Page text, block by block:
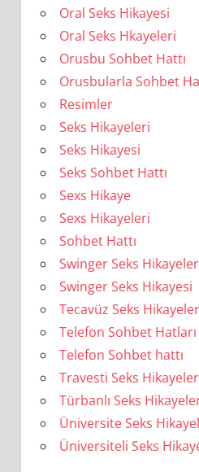
Oral Seks Hikayesi
Oral Seks Hkayeleri
Orusbu Sohbet Hattı
Orusbularla Sohbet
Resimler
Seks Hikayeleri
Seks Hikayesi
Seks Sohbet Hattı
Sexs Hikaye
Sexs Hikayeleri
Sohbet Hattı
Swinger Seks
Swinger Seks Hikayesi
Tecavüz Seks
Telefon Sohbet Hatları
Telefon Sohbet hattı
Travesti Seks
Türbanlı Seks
Üniversite Seks
Üniversiteli Seks